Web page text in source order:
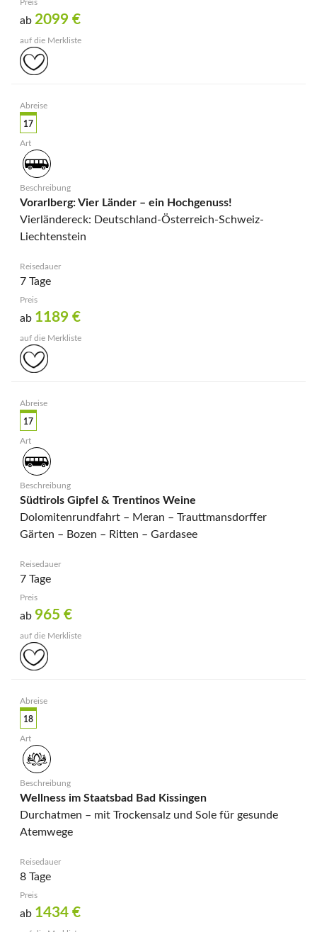
ab 2099 €
17
Vorarlberg: Vier Länder – ein Hochgenuss!
Vierländereck: Deutschland-Österreich-Schweiz-
Liechtenstein
7 Tage
ab 1189 €
17
Südtirols Gipfel & Trentinos Weine
Dolomitenrundfahrt – Meran – Trauttmansdorffer
Gärten – Bozen – Ritten – Gardasee
7 Tage
ab 965 €
18
Wellness im Staatsbad Bad Kissingen
Durchatmen – mit Trockensalz und Sole für gesunde
Atemwege
8 Tage
ab 1434 €